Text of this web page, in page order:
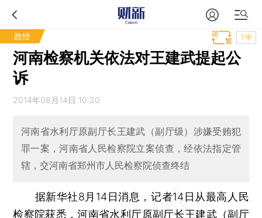
政经 T中
河南检察机关依法对王建武提起公
诉
2014年08月14日 10:20
河南省水利厅原副厅长王建武（副厅级）涉嫌受贿犯
罪一案，河南省人民检察院立案侦查，经依法指定管
辖，交河南省郑州市人民检察院侦查终结
据新华社8月14日消息，记者14日从最高人民
检察院获悉，河南省水利厅原副厅长王建武（副厅